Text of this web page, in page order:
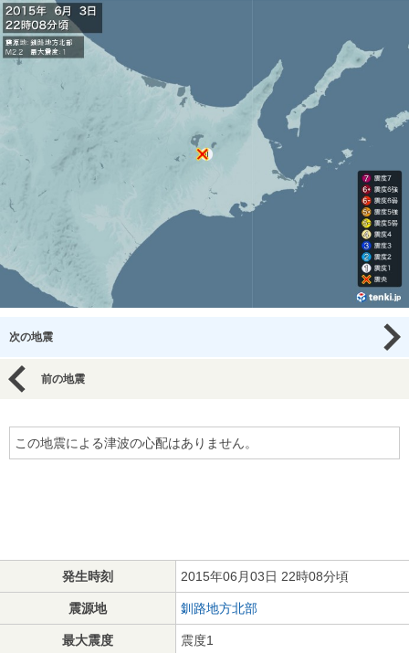
次の地震
前の地震
この地震による津波の心配はありません。
発生時刻 2015年06月03日 22時08分頃
震源地 釧路地方北部
最大震度 震度1